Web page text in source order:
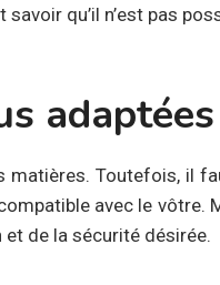
qu’il n’est pas
adaptées
Toutefois, il
avec le vôtre.
de la sécurité désirée.